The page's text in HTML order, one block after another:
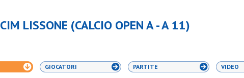
CIM LISSONE (CALCIO OPEN A - A 11)
GIOCATORI PARTITE VIDEO